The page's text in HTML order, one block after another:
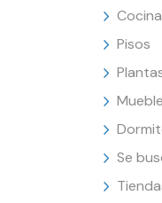
Cocina
Pisos
Se